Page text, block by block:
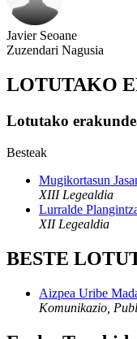
Javier Seoane
Zuzendari Nagusia
LOTUTAKO
Lotutako
Besteak
Mugikortasun
XIII Legealdia
Lurralde
XII Legealdia
BESTE
Aizpea Uribe
Komunikazio,